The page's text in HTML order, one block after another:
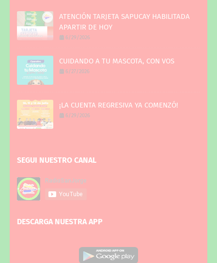
ATENCIÓN TARJETA SAPUCAY HABILITADA
APARTIR DE HOY
6/29/2026
CUIDANDO A TU MASCOTA, CON VOS
6/27/2026
¡LA CUENTA REGRESIVA YA COMENZÓ!
6/29/2026
SEGUI NUESTRO CANAL
DESCARGA NUESTRA APP